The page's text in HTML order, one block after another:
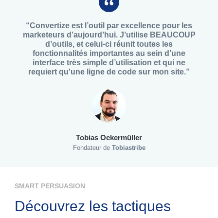
“Convertize est l’outil par excellence pour les
marketeurs d’aujourd’hui. J’utilise BEAUCOUP
d’outils, et celui-ci réunit toutes les
fonctionnalités importantes au sein d’une
interface très simple d’utilisation et qui ne
requiert qu'une ligne de code sur mon site.”
Tobias Ockermüller
Fondateur de Tobiastribe
SMART PERSUASION
Découvrez les tactiques